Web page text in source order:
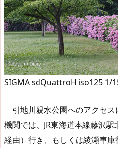
SIGMA sdQuattroH iso125 1/
引地川親水公園へのアクセス
機関では、JR東海道本線藤沢
経由）行き、もしくは綾瀬車